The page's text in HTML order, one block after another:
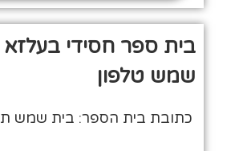
בית ספר חסידי בעלזא
שמש טלפון
כתובת בית הספר: בית שמש